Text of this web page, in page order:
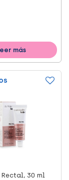
más
30 ml